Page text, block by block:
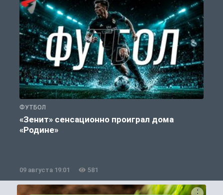
ФУТБОЛ
«Зенит» сенсационно проиграл дома
«Родине»
09 августа 19:01 581